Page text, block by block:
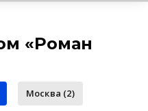
«Роман
Москва (2)